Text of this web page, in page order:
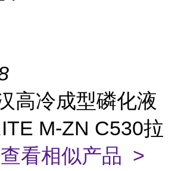
高冷成型磷化液
M-ZN C530拉
查看相似产品 >